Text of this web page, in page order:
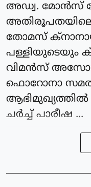
അഡ്വ. മോന്‍സ്
തോമസ്
പള്ളിയുടെയും
വിമന്‍സ്
ഫൊറോനാ
ചര്‍ച്ച് പാരീഷ ...